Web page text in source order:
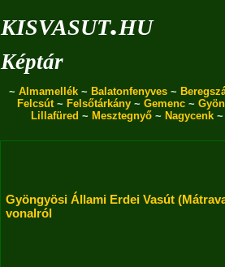
kisvasut.hu
Képtár
~ Almamellék ~ Balatonfenyves ~
Felcsút~ Felsőtárkány ~ Gemenc ~
Lillafüred ~ Mesztegnyő~ Nagycenk
Gyöngyösi Állami Erdei Vasút
vonalról